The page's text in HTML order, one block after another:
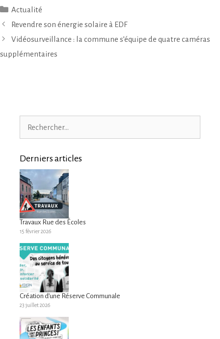
ok
p
p
Actualité
Revendre son énergie solaire à EDF
Vidéosurveillance : la commune s’équipe de quatre caméras
supplémentaires
Derniers articles
Travaux Rue des Écoles
15 février 2026
Création d’une Réserve Communale
23 juillet 2026